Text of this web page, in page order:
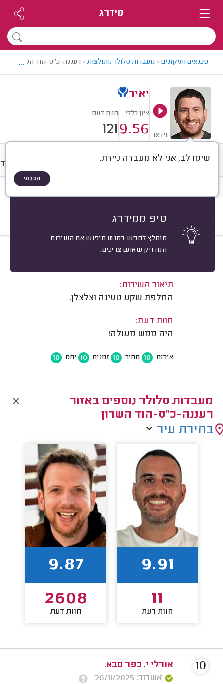
מידרג
טכנאים ותיקונים> מעבדות סלולר מומלצות> רעננה-כ"ס-הוד השרון >
...
וידאו
יאיר
ציון כללי
9.56
חוות דעת
121
שימו לב, אני לא מעבדה ניידת.
הבנתי
טיפ ממידרג
מומלץ לחפש במנוע חיפוש את השירות
המדויק שאתם צריכים.
חוות דעת מחירים
סוג מכשיר
עומר נ. כפר סבא.
תיאור השירות:
החלפת שקע טעינה וצלצלן.
חוות דעת:
היה ממש מעולה!
איכות 10 מחיר 10 זמנים 10 יחס 10
מעבדות סלולר נוספים באזור
רעננה-כ"ס-הוד השרון
בחירת עיר
9.91
11
חוות דעת
9.87
2608
חוות דעת
אורלי י. כפר סבא.
אשרור: 26/11/2025
10